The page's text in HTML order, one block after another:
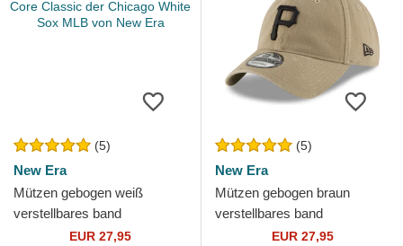
(5)
New Era
Mützen gebogen weiß
verstellbares band
9TWENTY Core Classic der
EUR 27,95
(5)
New Era
Mützen gebogen braun
verstellbares band
9TWENTY Core Classic der
EUR 27,95